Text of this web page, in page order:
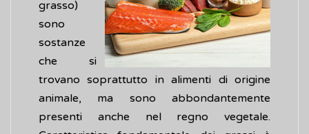
grasso)
sono
sostanze
che si
trovano soprattutto in alimenti di origine
animale, ma sono abbondantemente
presenti anche nel regno vegetale.